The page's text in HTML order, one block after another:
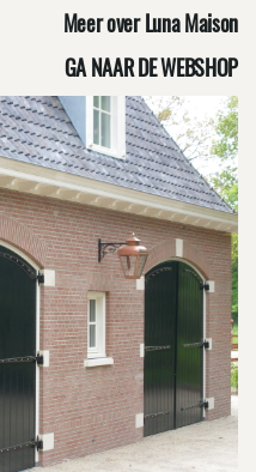
Meer over Luna Maison
GA NAAR DE WEBSHOP